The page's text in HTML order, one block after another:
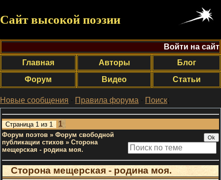
Сайт высокой поэзии
Войти на сайт
Главная
Авторы
Блог
Форум
Видео Статьи
Новые сообщения · Правила форума · Поиск;
Страница 1 из 1 1
Форум поэтов » Форум свободной
публикации стихов » Сторона
мещерская - родина моя.
Сторона мещерская - родина моя.